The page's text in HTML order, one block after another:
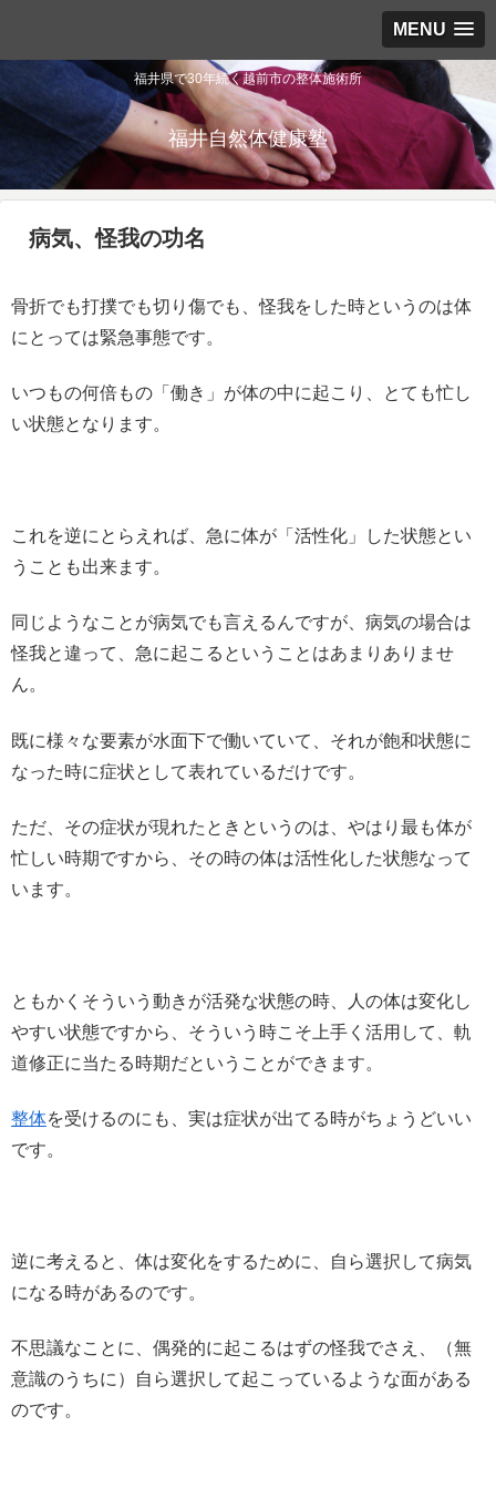
MENU
福井県で30年続く越前市の整体施術所
福井自然体健康塾
病気、怪我の功名
骨折でも打撲でも切り傷でも、怪我をした時というのは体
にとっては緊急事態です。
いつもの何倍もの「働き」が体の中に起こり、とても忙し
い状態となります。
これを逆にとらえれば、急に体が「活性化」した状態とい
うことも出来ます。
同じようなことが病気でも言えるんですが、病気の場合は
怪我と違って、急に起こるということはあまりありませ
ん。
既に様々な要素が水面下で働いていて、それが飽和状態に
なった時に症状として表れているだけです。
ただ、その症状が現れたときというのは、やはり最も体が
忙しい時期ですから、その時の体は活性化した状態なって
います。
ともかくそういう動きが活発な状態の時、人の体は変化し
やすい状態ですから、そういう時こそ上手く活用して、軌
道修正に当たる時期だということができます。
整体を受けるのにも、実は症状が出てる時がちょうどいい
です。
逆に考えると、体は変化をするために、自ら選択して病気
になる時があるのです。
不思議なことに、偶発的に起こるはずの怪我でさえ、（無
意識のうちに）自ら選択して起こっているような面がある
のです。